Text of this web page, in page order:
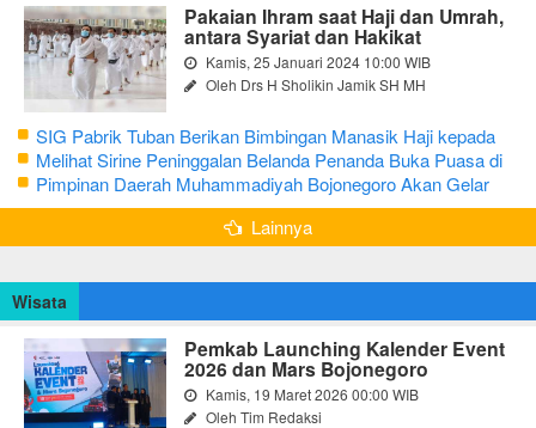
Pakaian Ihram saat Haji dan Umrah,
antara Syariat dan Hakikat
Kamis, 25 Januari 2024 10:00 WIB
Oleh Drs H Sholikin Jamik SH MH
SIG Pabrik Tuban Berikan Bimbingan Manasik Haji kepada
CJH Kabupaten Tuban
Melihat Sirine Peninggalan Belanda Penanda Buka Puasa di
Pendopo Bupati Blora
Pimpinan Daerah Muhammadiyah Bojonegoro Akan Gelar
Salat Iduladha 9 Juli 2022
Lainnya
Wisata
Pemkab Launching Kalender Event
2026 dan Mars Bojonegoro
Kamis, 19 Maret 2026 00:00 WIB
Oleh Tim Redaksi